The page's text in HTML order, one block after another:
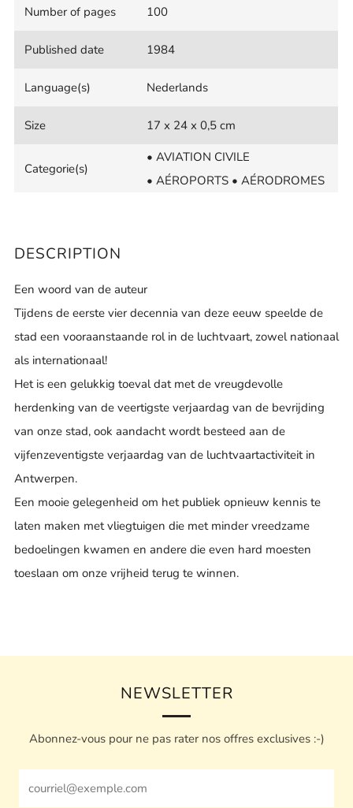
Number of pages 100
Published date 1984
Language(s) Nederlands
Size 17 x 24 x 0,5 cm
Categorie(s)
• AVIATION CIVILE
• AÉROPORTS • AÉRODROMES
DESCRIPTION
Een woord van de auteur
Tijdens de eerste vier decennia van deze eeuw speelde de
stad een vooraanstaande rol in de luchtvaart, zowel nationaal
als internationaal!
Het is een gelukkig toeval dat met de vreugdevolle
herdenking van de veertigste verjaardag van de bevrijding
van onze stad, ook aandacht wordt besteed aan de
vijfenzeventigste verjaardag van de luchtvaartactiviteit in
Antwerpen.
Een mooie gelegenheid om het publiek opnieuw kennis te
laten maken met vliegtuigen die met minder vreedzame
bedoelingen kwamen en andere die even hard moesten
toeslaan om onze vrijheid terug te winnen.
NEWSLETTER
Abonnez-vous pour ne pas rater nos offres exclusives :-)